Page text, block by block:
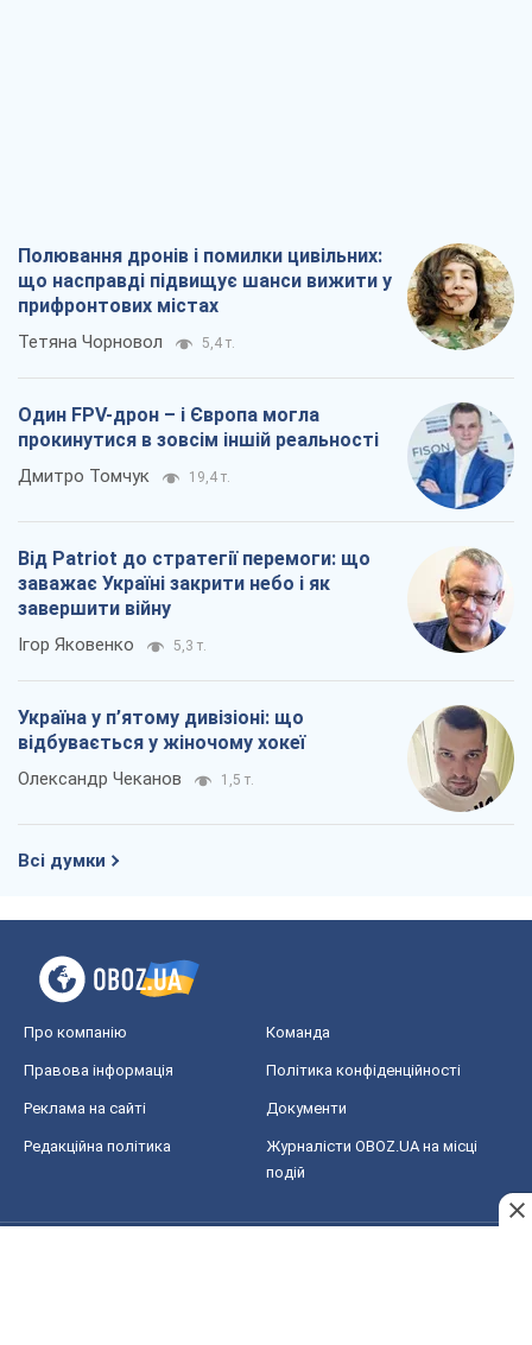
Полювання дронів і помилки цивільних:
що насправді підвищує шанси вижити у
прифронтових містах
Тетяна Чорновол 5,4 т.
Один FPV-дрон – і Європа могла
прокинутися в зовсім іншій реальності
Дмитро Томчук 19,4 т.
Від Patriot до стратегії перемоги: що
заважає Україні закрити небо і як
завершити війну
Ігор Яковенко 5,3 т.
Україна у п’ятому дивізіоні: що
відбувається у жіночому хокеї
Олександр Чеканов 1,5 т.
Всі думки
Про компанію Команда
Правова інформація Політика конфіденційності
Реклама на сайті Документи
Редакційна політика
Журналісти OBOZ.UA на місці
подій